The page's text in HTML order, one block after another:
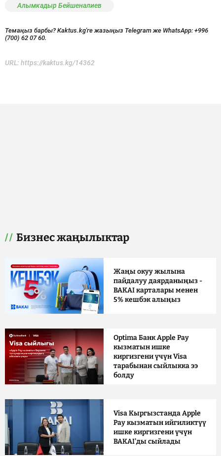
Алымкадыр Бейшеналиев
Темаңыз барбы? Kaktus.kg'ге жазыңыз Telegram же WhatsApp: +996
(700) 62 07 60.
URL: https://kaktus.kg/14362
Бизнес жаңылыктар
Жаңы окуу жылына
пайдалуу даярданыңыз -
BAKAI карталары менен
5% кешбэк алыңыз
Optima Банк Apple Pay
кызматын ишке
киргизгени үчүн Visa
тарабынан сыйлыкка ээ
болду
Visa Кыргызстанда Apple
Pay кызматын ийгиликтүү
ишке киргизгени үчүн
BAKAI'ды сыйлады